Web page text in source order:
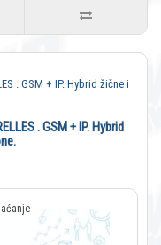
. GSM + IP. Hybrid